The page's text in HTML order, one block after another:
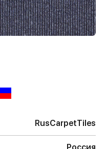
RusCarpetTiles